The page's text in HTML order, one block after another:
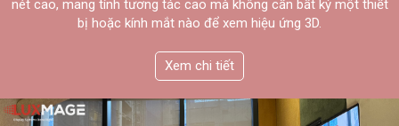
nét cao, mang tính tương tác cao mà không cần bất kỳ mộtthiết
bị hoặc kính mắt nào để xem hiệu ứng 3D.
Xem chi tiết